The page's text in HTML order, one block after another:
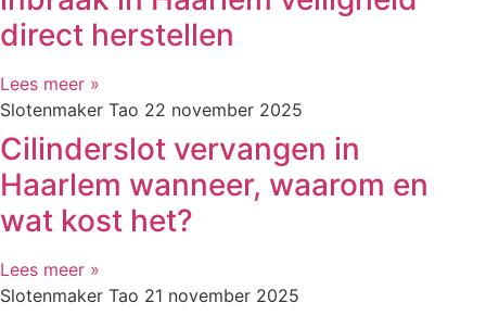
direct herstellen
Lees meer »
Slotenmaker Tao 22 november 2025
Cilinderslot vervangen in
Haarlem wanneer, waarom en
wat kost het?
Lees meer »
Slotenmaker Tao 21 november 2025